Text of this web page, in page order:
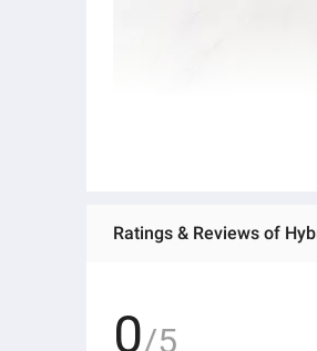
Ratings & Reviews of
0/5